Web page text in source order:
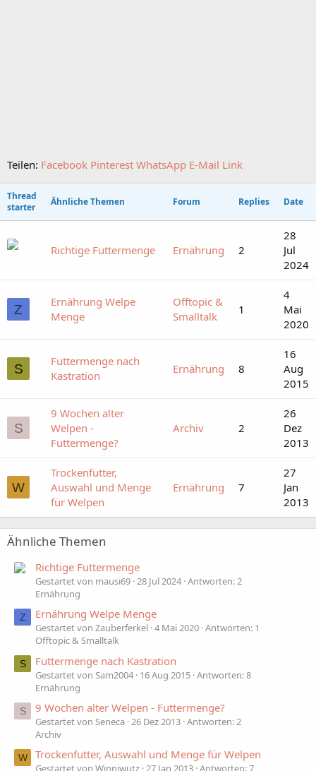
Teilen: Facebook Pinterest WhatsApp E-Mail Link
Thread
starter
Ähnliche Themen Forum Replies Date
Richtige Futtermenge Ernährung 2
28
Jul
2024
Z
Ernährung Welpe
Menge
Offtopic &
Smalltalk
1
4
Mai
2020
S
Futtermenge nach
Kastration
Ernährung 8
16
Aug
2015
S
9 Wochen alter
Welpen -
Futtermenge?
Archiv 2
26
Dez
2013
W
Trockenfutter,
Auswahl und Menge
für Welpen
Ernährung 7
27
Jan
2013
Ähnliche Themen
Richtige Futtermenge
Gestartet von mausi69 28 Jul 2024 Antworten: 2
Ernährung
Z Ernährung Welpe Menge
Gestartet von Zauberferkel 4 Mai 2020 Antworten: 1
Offtopic & Smalltalk
S Futtermenge nach Kastration
Gestartet von Sam2004 16 Aug 2015 Antworten: 8
Ernährung
S 9 Wochen alter Welpen - Futtermenge?
Gestartet von Seneca 26 Dez 2013 Antworten: 2
Archiv
W Trockenfutter, Auswahl und Menge für Welpen
Gestartet von Winniwutz 27 Jan 2013 Antworten: 7